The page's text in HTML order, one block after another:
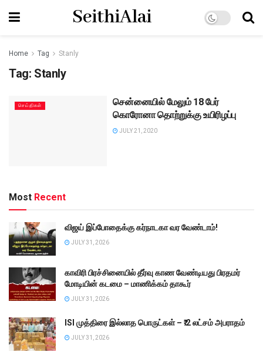
SeithiAlai
Home Tag Stanly
Tag: Stanly
செய்திகள்
சென்னையில் மேலும் 18 பேர்
கொரோனா தொற்றுக்கு உயிரிழப்பு
JULY 21, 2020
Most Recent
விஜய் இப்போதைக்கு கர்நாடகா வர வேண்டாம்!
JULY 31, 2026
காவிரி பிரச்சினையில் தீர்வு காண வேண்டியது பிரதமர்
மோடியின் கடமை – மாணிக்கம் தாகூர்
JULY 31, 2026
ISI முத்திரை இல்லாத பொருட்கள் – ₹.2 லட்சம் அபராதம்
JULY 31, 2026